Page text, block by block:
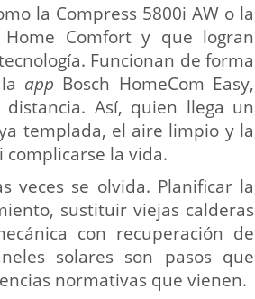
la Compress 5800i AW o la
Home Comfort y que logran
Funcionan de forma
app Bosch HomeCom Easy,
Así, quien llega un
templada, el aire limpio y la
la vida.
veces se olvida. Planificar la
sustituir viejas calderas
con recuperación de
solares son pasos que
normativas que vienen.